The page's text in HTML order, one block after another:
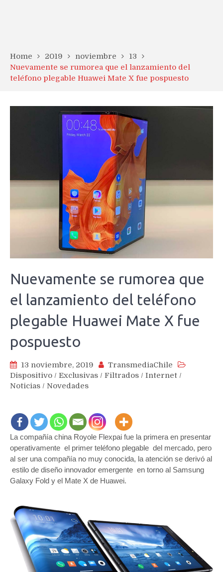
Home 2019 noviembre
13
Nuevamente se rumorea que el lanzamiento del
teléfono plegable Huawei Mate X fue pospuesto
Nuevamente se rumorea que
el lanzamiento del teléfono
plegable Huawei Mate X fue
pospuesto
13 noviembre, 2019
TransmediaChile
Dispositivo / Exclusivas / Filtrados / Internet /
Noticias / Novedades
La compañía china Royole Flexpai fue la primera en presentar
operativamente el primer teléfono plegable del mercado, pero
al ser una compañía no muy conocida, la atención se derivó al
estilo de diseño innovador emergente en torno al Samsung
Galaxy Fold y el Mate X de Huawei.